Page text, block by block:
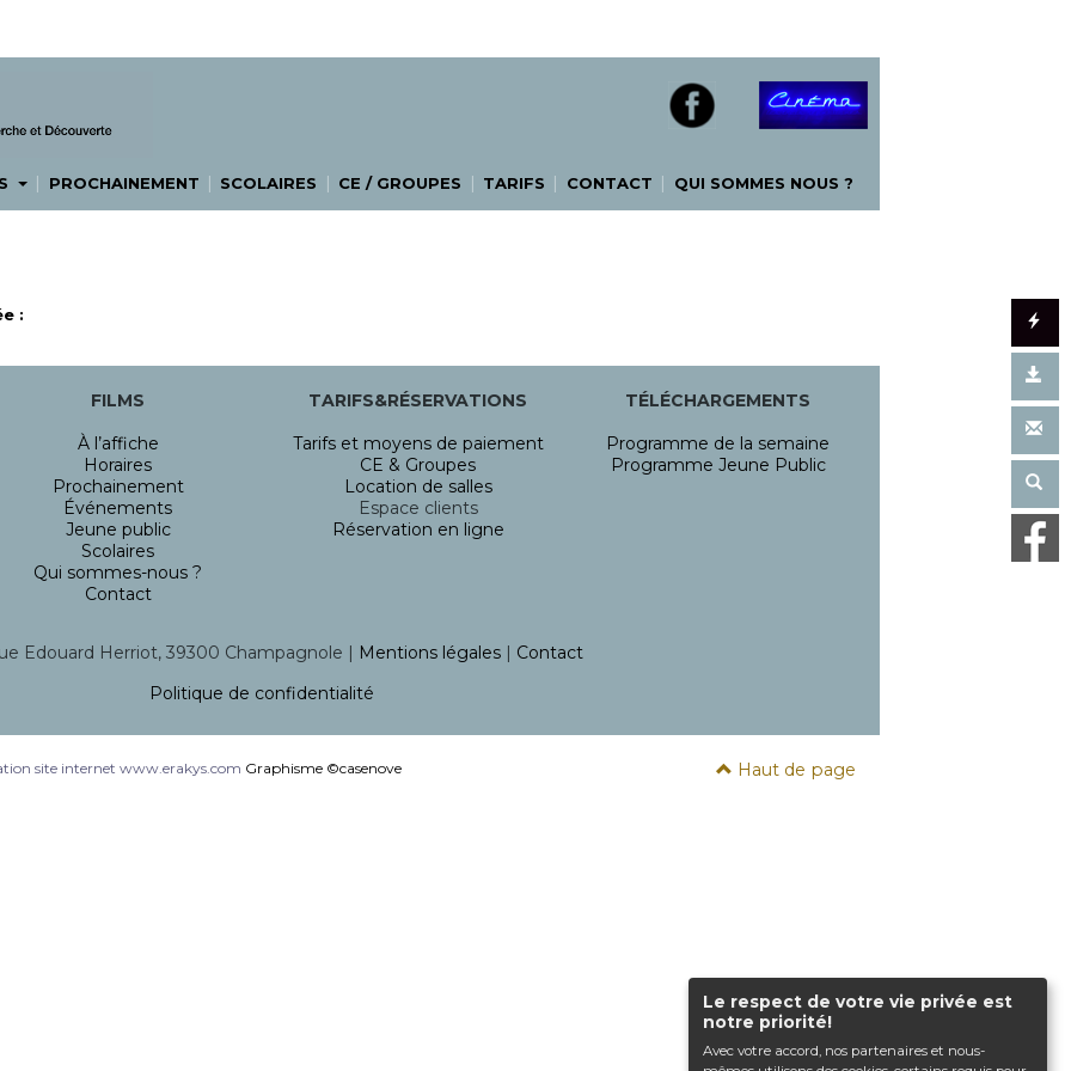
Le respect de votre vie privée est
notre priorité!
Avec votre accord, nos partenaires et nous-
| PROCHAINEMENT | SCOLAIRES | CE / GROUPES | TARIFS | CONTACT | QUI SOMMES NOUS ?
:
FILMS
À l’affiche
Horaires
Prochainement
Événements
Jeune public
Scolaires
Qui sommes-nous ?
Contact
TARIFS&RÉSERVATIONS
Tarifs et moyens de paiement
CE & Groupes
Location de salles
Espace clients
Réservation en ligne
TÉLÉCHARGEMENTS
Programme de la semaine
Programme Jeune Public
Edouard Herriot, 39300 Champagnole | Mentions légales| Contact
Politique de confidentialité
Haut de page
site internet www.erakys.com Graphisme ©casenove